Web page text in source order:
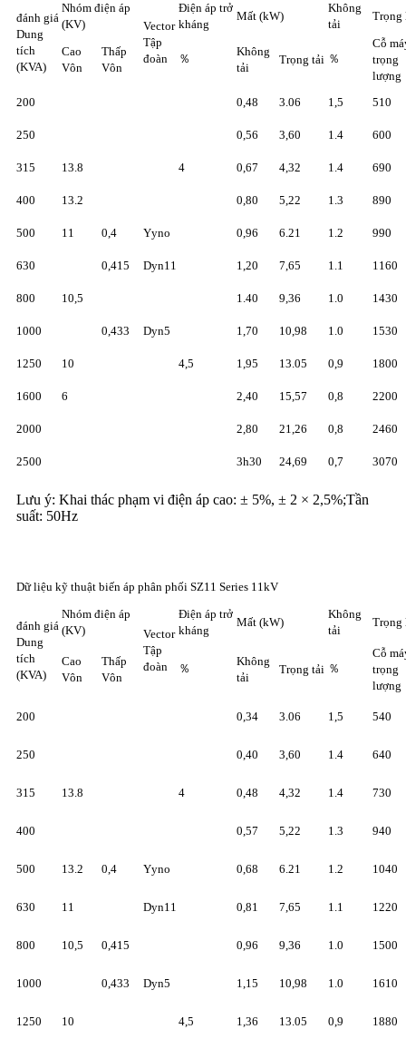
đánh giá
Dung
tích
(KVA)
Nhóm điện áp
(KV)
Vector
Tập
đoàn
Điện áp trở
kháng
Mất (kW)
Không
tải
Trọng
Cao
Vôn
Thấp
Vôn
％
Không
tải
Trọng tải ％
Cỗ
trọng
lượng
200
4
0,48 3.06 1,5 510
250 0,56 3,60 1.4 600
315 13.8 0,67 4,32 1.4 690
400 13.2 0,80 5,22 1.3 890
500 11 0,4 Yyno 0,96 6.21 1.2 990
630 0,415 Dyn11
4,5
1,20 7,65 1.1 1160
800 10,5 1.40 9,36 1.0 1430
1000 0,433 Dyn5 1,70 10,98 1.0 1530
1250 10 1,95 13.05 0,9 1800
1600 6 2,40 15,57 0,8 2200
2000 2,80 21,26 0,8 2460
2500 3h30 24,69 0,7 3070
Lưu ý: Khai thác phạm vi điện áp cao: ± 5%, ± 2 × 2,5%;Tần
suất: 50Hz
Dữ liệu kỹ thuật biến áp phân phối SZ11 Series 11kV
đánh giá
Dung
tích
(KVA)
Nhóm điện áp
(KV)
Vector
Tập
đoàn
Điện áp trở
kháng
Mất (kW)
Không
tải
Trọng
Cao
Vôn
Thấp
Vôn
％
Không
tải
Trọng tải ％
Cỗ
trọng
lượng
200
4
0,34 3.06 1,5 540
250 0,40 3,60 1.4 640
315 13.8 0,48 4,32 1.4 730
400 0,57 5,22 1.3 940
500 13.2 0,4 Yyno 0,68 6.21 1.2 1040
630 11 Dyn11
4,5
0,81 7,65 1.1 1220
800 10,5 0,415 0,96 9,36 1.0 1500
1000 0,433 Dyn5 1,15 10,98 1.0 1610
1250 10 1,36 13.05 0,9 1880